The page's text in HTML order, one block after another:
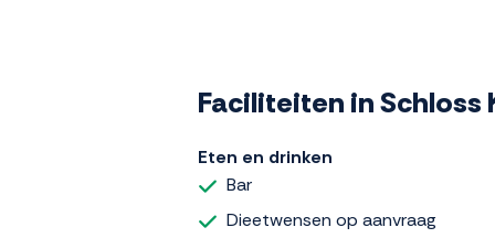
Faciliteiten in
Eten en drinken
Bar
Dieetwensen op aanvraag